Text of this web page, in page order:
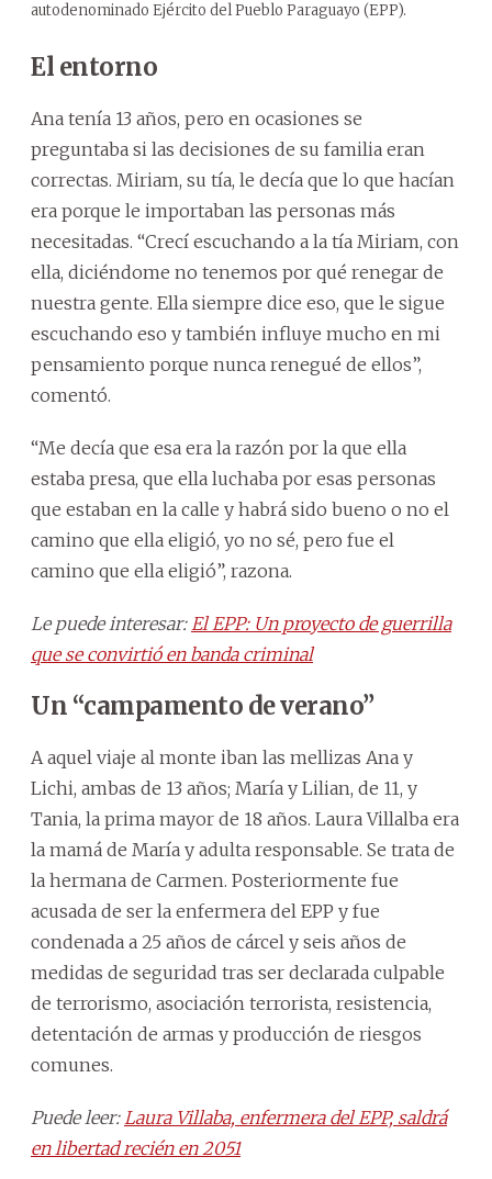
autodenominado Ejército del Pueblo Paraguayo (EPP).
El entorno
Ana tenía 13 años, pero en ocasiones se
preguntaba si las decisiones de su familia eran
correctas. Miriam, su tía, le decía que lo que hacían
era porque le importaban las personas más
necesitadas. “Crecí escuchando a la tía Miriam, con
ella, diciéndome no tenemos por qué renegar de
nuestra gente. Ella siempre dice eso, que le sigue
escuchando eso y también influye mucho en mi
pensamiento porque nunca renegué de ellos”,
comentó.
“Me decía que esa era la razón por la que ella
estaba presa, que ella luchaba por esas personas
que estaban en la calle y habrá sido bueno o no el
camino que ella eligió, yo no sé, pero fue el
camino que ella eligió”, razona.
Le puede interesar:El EPP: Un proyecto de guerrilla
que se convirtió en banda criminal
Un “campamento de verano”
A aquel viaje al monte iban las mellizas Ana y
Lichi, ambas de 13 años; María y Lilian, de 11, y
Tania, la prima mayor de 18 años. Laura Villalba era
la mamá de María y adulta responsable. Se trata de
la hermana de Carmen. Posteriormente fue
acusada de ser la enfermera del EPP y fue
condenada a 25 años de cárcel y seis años de
medidas de seguridad tras ser declarada culpable
de terrorismo, asociación terrorista, resistencia,
detentación de armas y producción de riesgos
comunes.
Puede leer:Laura Villaba, enfermera del EPP, saldrá
en libertad recién en 2051